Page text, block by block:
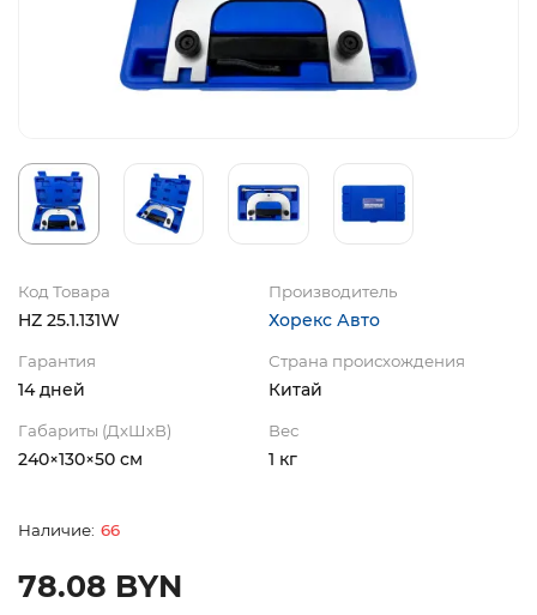
Код Товара
HZ 25.1.131W
Производитель
Хорекс Авто
Гарантия
14 дней
Страна происхождения
Китай
Габариты (ДхШхВ)
240×130×50 см
Вес
1 кг
66
78.08 BYN